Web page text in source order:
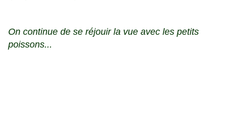
On continue de se réjouir la vue avec les petits
poissons...